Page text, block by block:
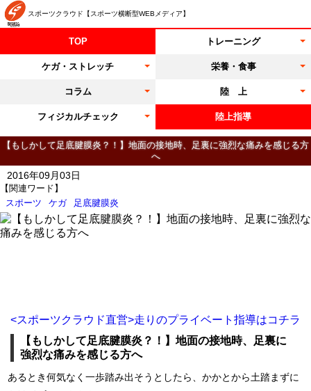
スポーツクラウド【スポーツ横断型WEBメディア】
TOP トレーニング
ケガ・ストレッチ 栄養・食事
コラム 陸 上
フィジカルチェック 陸上指導
【もしかして足底腱膜炎？！】地面の接地時、足裏に強烈な痛みを感じる方
へ
【関連ワード】
スポーツ
ケガ 足底腱膜炎
2016年09月03日
<スポーツクラウド直営>走りのプライベート指導はコチラ
【もしかして足底腱膜炎？！】地面の接地時、足裏に
強烈な痛みを感じる方へ
あるとき何気なく一歩踏み出そうとしたら、かかとから土踏まずに